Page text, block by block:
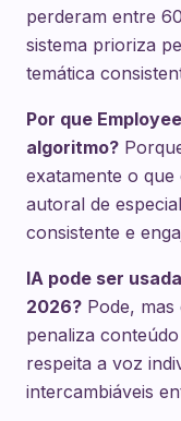
perderam entre
sistema prioriza
temática
Por que
algoritmo?
exatamente o
autoral de
consistente e
IA pode ser
2026? Pode,
penaliza
respeita a voz
intercambiáveis